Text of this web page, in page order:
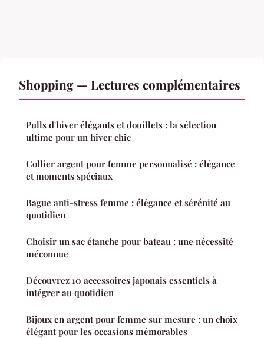
Shopping — Lectures complémentaires
Pulls d'hiver élégants et douillets : la sélection
ultime pour un hiver chic
Collier argent pour femme personnalisé : élégance
et moments spéciaux
Bague anti-stress femme : élégance et sérénité au
quotidien
Choisir un sac étanche pour bateau : une nécessité
méconnue
Découvrez 10 accessoires japonais essentiels à
intégrer au quotidien
Bijoux en argent pour femme sur mesure : un choix
élégant pour les occasions mémorables